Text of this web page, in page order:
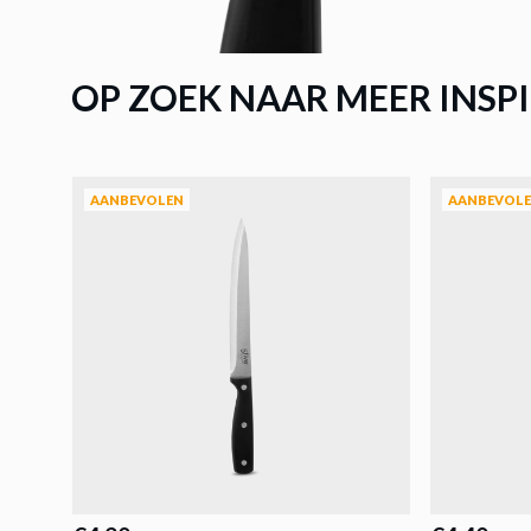
OP ZOEK NAAR MEER
AANBEVOLEN
Voornaam